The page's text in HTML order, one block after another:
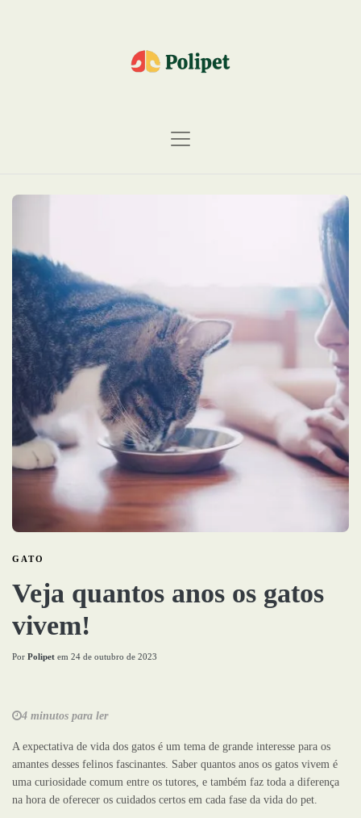
GATO
Veja quantos anos os gatos
vivem!
Por Polipet em 24 de outubro de 2023
4 minutos para ler
A expectativa de vida dos gatos é um tema de grande interesse para os
amantes desses felinos fascinantes. Saber quantos anos os gatos vivem é
uma curiosidade comum entre os tutores, e também faz toda a diferença
na hora de oferecer os cuidados certos em cada fase da vida do pet.